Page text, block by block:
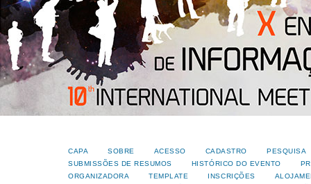
CAPA SOBRE ACESSO CADASTRO
PESQUISA
SUBMISSÕES DE RESUMOS
HISTÓRICO DO EVENTO
ORGANIZADORA
TEMPLATE INSCRIÇÕES